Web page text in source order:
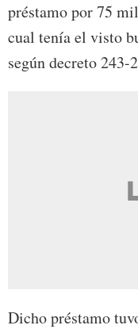
préstamo por 75
cual tenía el visto
según decreto 243-
Dicho préstamo